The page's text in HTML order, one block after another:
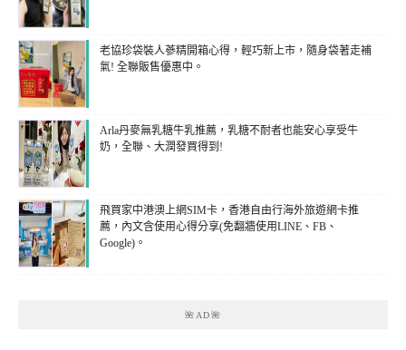
老協珍袋裝人蔘精開箱心得，輕巧新上市，隨身袋著走補
氣! 全聯販售優惠中。
Arla丹麥無乳糖牛乳推薦，乳糖不耐者也能安心享受牛
奶，全聯、大潤發買得到!
飛買家中港澳上網SIM卡，香港自由行海外旅遊網卡推
薦，內文含使用心得分享(免翻牆使用LINE、FB、
Google)。
🌺AD🌺